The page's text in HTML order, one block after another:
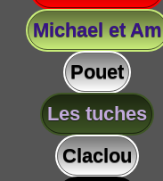
Michael et Am
Pouet
Les tuches
Claclou